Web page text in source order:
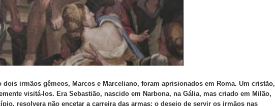
irmãos gêmeos, Marcos e Marceliano, foram aprisionados em Roma. Um cristão,
visitá-los. Era Sebastião, nascido em Narbona, na Gália, mas criado em Milão,
resolvera não encetar a carreira das armas; o desejo de servir os irmãos nas